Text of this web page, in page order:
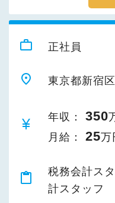
work_outline 正社員
place 東京都新宿区
currency_yen
年収： 350
月給： 25万
content_paste
税務会計ス
計スタッフ